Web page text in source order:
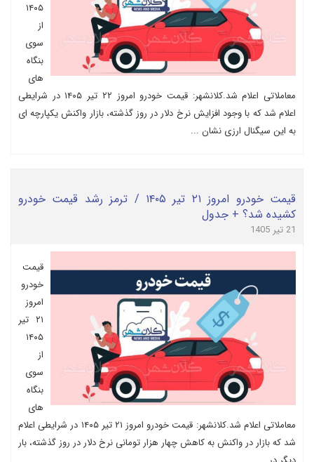
۱۴۰۵
از
سوی
بنگاه
های
معاملاتی اعلام شد.کلانشهر: قیمت خودرو امروز ۲۲ تیر ۱۴۰۵ در شرایطی
اعلام شد که با وجود افزایش نرخ دلار در روز گذشته، بازار واکنش یکپارچه ای
به این سیگنال ارزی نشان ...
قیمت خودرو امروز ۲۱ تیر ۱۴۰۵ / ترمز رشد قیمت خودرو
کشیده شد؟ + جدول
21 تیر 1405
قیمت
خودرو
امروز
۲۱ تیر
۱۴۰۵
از
سوی
بنگاه
های
معاملاتی اعلام شد.کلانشهر: قیمت خودرو امروز ۲۱ تیر ۱۴۰۵ در شرایطی اعلام
شد که بازار در واکنش به کاهش چهار هزار تومانی نرخ دلار در روز گذشته، بار